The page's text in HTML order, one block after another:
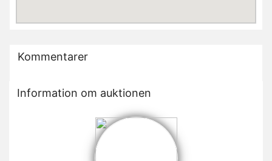
Kommentarer
Information om auktionen